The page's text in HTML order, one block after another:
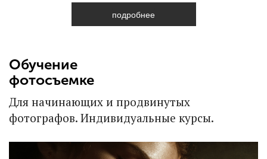
подробнее
Обучение
фотосъемке
Для начинающих и продвинутых
фотографов. Индивидуальные курсы.